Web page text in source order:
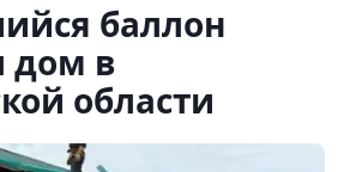
баллон
дом в
области